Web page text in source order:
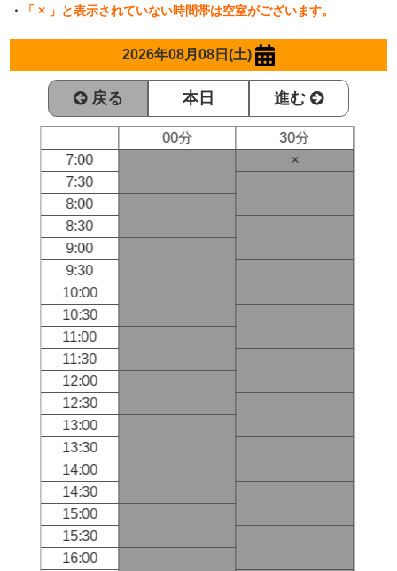
・
「 × 」と表示されていない時間帯は空室がございます。
2026年08月08日(土)
戻る 本日 進む
00分
30分
7:00
×
7:30
8:00
8:30
9:00
9:30
10:00
10:30
11:00
11:30
12:00
12:30
13:00
13:30
14:00
14:30
15:00
15:30
16:00